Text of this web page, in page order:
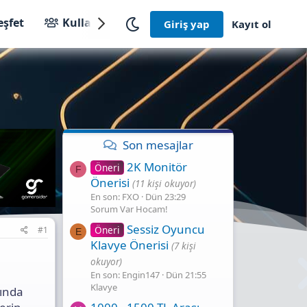
Kullanıcılar Giriş yap Kayıt ol
#1
Son mesajlar
F Öneri 2K Monitör
Önerisi (11 kişi okuyor)
En son: FXO Dün 23:29
Sorum Var Hocam!
E Öneri Sessiz Oyuncu
Klavye Önerisi (7 kişi
okuyor)
En son: Engin147 Dün 21:55
Klavye